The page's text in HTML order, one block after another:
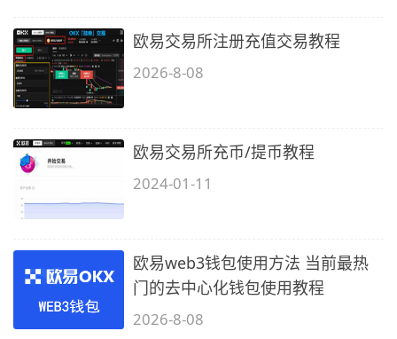
欧易交易所注册充值交易教程
2026-8-08
欧易交易所充币/提币教程
2024-01-11
欧易web3钱包使用方法 当前最热
门的去中心化钱包使用教程
2026-8-08